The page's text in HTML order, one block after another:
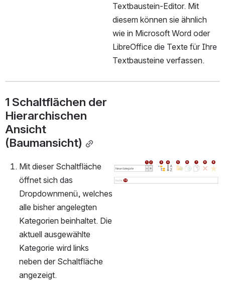
Textbaustein-Editor. Mit
diesem können sie ähnlich
wie in Microsoft Word oder
LibreOffice die Texte für Ihre
Textbausteine verfassen.
1 Schaltflächen der
Hierarchischen
Ansicht
(Baumansicht)
Mit dieser Schaltfläche
öffnet sich das
Dropdownmenü, welches
alle bisher angelegten
Kategorien beinhaltet. Die
aktuell ausgewählte
Kategorie wird links
neben der Schaltfläche
angezeigt.
öffnen